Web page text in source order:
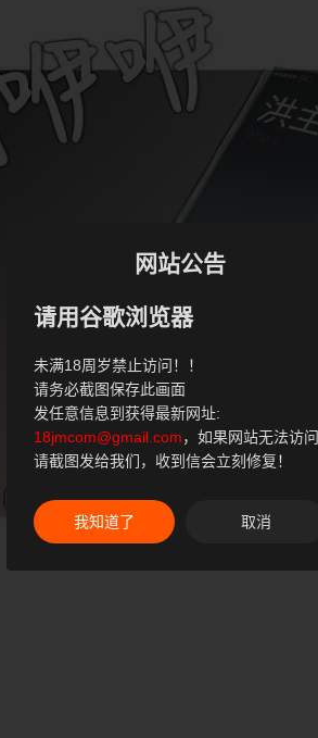
网站公告
请用谷歌浏览器
未满18周岁禁止访问！！
请务必截图保存此画面
发任意信息到获得最新网址:
18jmcom@gmail.com，如果网站无法访问
请截图发给我们，收到信会立刻修复！
我知道了 取消